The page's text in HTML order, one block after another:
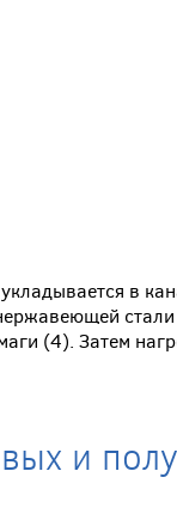
в
(4). Затем
и